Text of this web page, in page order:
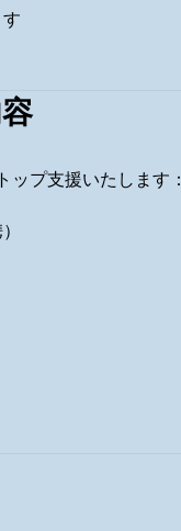
プ支援いたします：